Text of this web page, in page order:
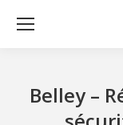
Belley –